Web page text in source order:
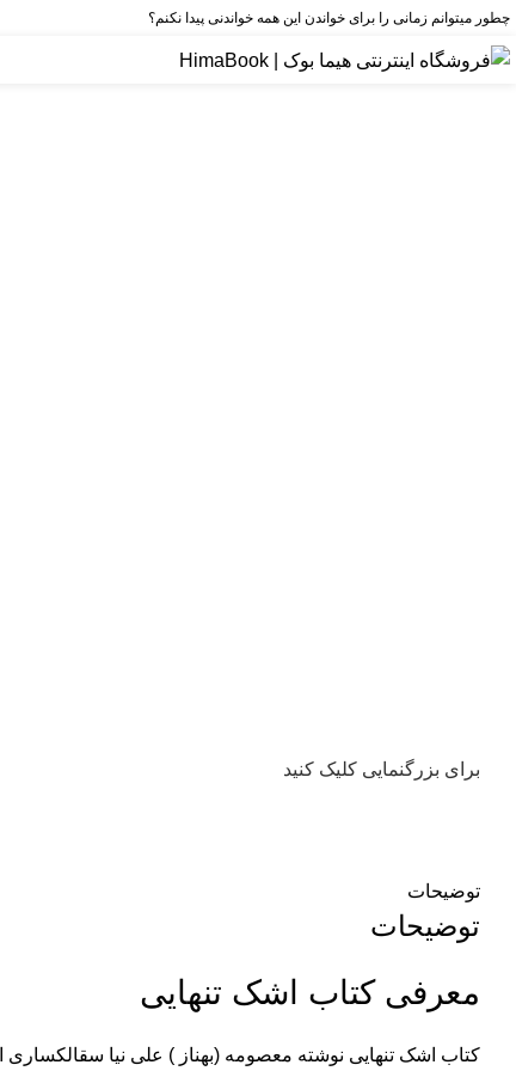
چطور میتوانم زمانی را برای خواندن این همه خواندنی پیدا نکنم؟
برای بزرگنمایی کلیک کنید
توضیحات
توضیحات
معرفی کتاب اشک تنهایی
کتاب اشک تنهایی نوشته معصومه (بهناز ) علی نیا سقالکساری